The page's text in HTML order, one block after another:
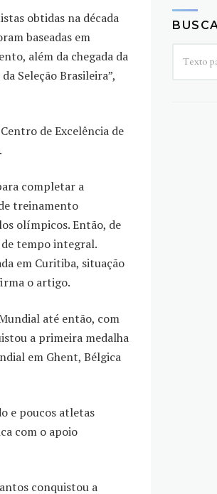
obtidas na década
baseadas em
além da chegada da
Seleção Brasileira”,
de Excelência de
completar a
treinamento
olímpicos. Então, de
tempo integral.
em Curitiba, situação
o artigo.
até então, com
a primeira medalha
em Ghent, Bélgica
e poucos atletas
com o apoio
conquistou a